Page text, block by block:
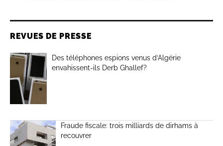
REVUES DE PRESSE
Des téléphones espions venus d’Algérie
envahissent-ils Derb Ghallef?
Fraude fiscale: trois milliards de dirhams à
recouvrer